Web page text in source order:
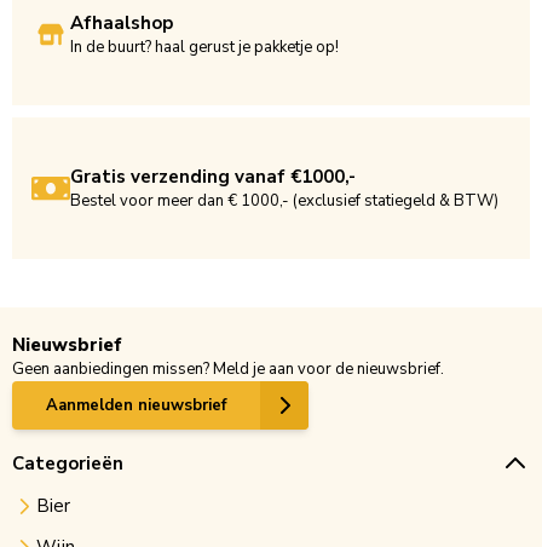
Afhaalshop
In de buurt? haal gerust je pakketje op!
Gratis verzending vanaf €1000,-
Bestel voor meer dan € 1000,- (exclusief statiegeld & BTW)
Nieuwsbrief
Geen aanbiedingen missen? Meld je aan voor de nieuwsbrief.
Aanmelden nieuwsbrief
Categorieën
Bier